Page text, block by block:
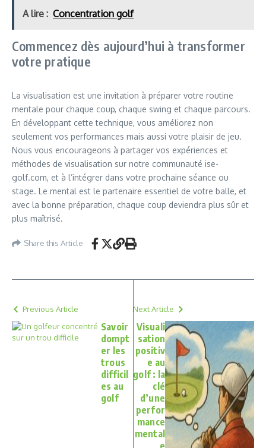
A lire : Concentration golf
Commencez dès aujourd’hui à transformer
votre pratique
La visualisation est une invitation à préparer votre routine
mentale pour chaque coup, chaque swing et chaque parcours.
En développant cette technique, vous améliorez non
seulement vos performances mais aussi votre plaisir de jeu.
Nous vous encourageons à partager vos expériences et
méthodes de visualisation sur notre communauté ise-
golf.com, et à l’intégrer dans votre prochaine séance ou
stage. Le mental est le partenaire essentiel de votre balle, et
avec la bonne préparation, chaque coup deviendra plus sûr et
plus maîtrisé.
Share this Article
Previous Article
Savoir
dompt
er les
trous
difficil
es au
golf
Next Article
Visuali
sation
positiv
e au
golf : la
clé
d’une
perfor
mance
mental
e